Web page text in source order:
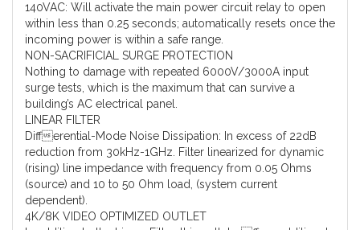
140VAC: Will activate the main power circuit relay to open
within less than 0.25 seconds; automatically resets once the
incoming power is within a safe range.
NON-SACRIFICIAL SURGE PROTECTION
Nothing to damage with repeated 6000V/3000A input
surge tests, which is the maximum that can survive a
building’s AC electrical panel.
LINEAR FILTER
Differential-Mode Noise Dissipation: In excess of 22dB
reduction from 30kHz-1GHz. Filter linearized for dynamic
(rising) line impedance with frequency from 0.05 Ohms
(source) and 10 to 50 Ohm load, (system current
dependent).
4K/8K VIDEO OPTIMIZED OUTLET